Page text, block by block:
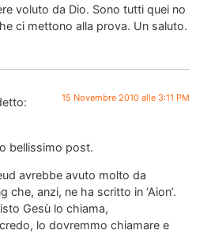
voluto da Dio. Sono tutti quei no
ci mettono alla prova. Un saluto.
15 Novembre 2010 alle 3:11 PM
bellissimo post.
avrebbe avuto molto da
che, anzi, ne ha scritto in ‘Aion’.
Gesù lo chiama,
lo dovremmo chiamare e